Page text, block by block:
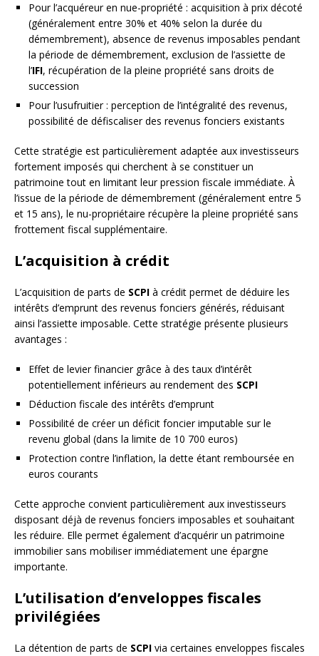
Pour l’acquéreur en nue-propriété : acquisition à prix décoté
(généralement entre 30% et 40% selon la durée du
démembrement), absence de revenus imposables pendant
la période de démembrement, exclusion de l’assiette de
l’IFI, récupération de la pleine propriété sans droits de
succession
Pour l’usufruitier : perception de l’intégralité des revenus,
possibilité de défiscaliser des revenus fonciers existants
Cette stratégie est particulièrement adaptée aux investisseurs
fortement imposés qui cherchent à se constituer un
patrimoine tout en limitant leur pression fiscale immédiate. À
l’issue de la période de démembrement (généralement entre 5
et 15 ans), le nu-propriétaire récupère la pleine propriété sans
frottement fiscal supplémentaire.
L’acquisition à crédit
L’acquisition de parts de SCPI à crédit permet de déduire les
intérêts d’emprunt des revenus fonciers générés, réduisant
ainsi l’assiette imposable. Cette stratégie présente plusieurs
avantages :
Effet de levier financier grâce à des taux d’intérêt
potentiellement inférieurs au rendement des SCPI
Déduction fiscale des intérêts d’emprunt
Possibilité de créer un déficit foncier imputable sur le
revenu global (dans la limite de 10 700 euros)
Protection contre l’inflation, la dette étant remboursée en
euros courants
Cette approche convient particulièrement aux investisseurs
disposant déjà de revenus fonciers imposables et souhaitant
les réduire. Elle permet également d’acquérir un patrimoine
immobilier sans mobiliser immédiatement une épargne
importante.
L’utilisation d’enveloppes fiscales
privilégiées
La détention de parts de SCPI via certaines enveloppes fiscales